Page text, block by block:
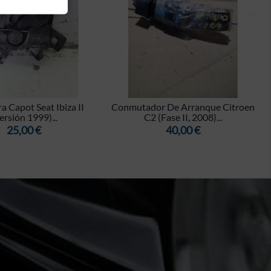
Capot Seat Ibiza II
1999)...
Precio
25,00 €
Conmutador De Arranque Citroen
C2 (Fase II, 2008)...
Precio
40,00 €
